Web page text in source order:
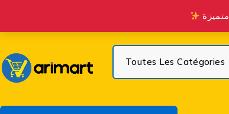
Profitez de la Livraison gratuite à partir de 300 DH sur